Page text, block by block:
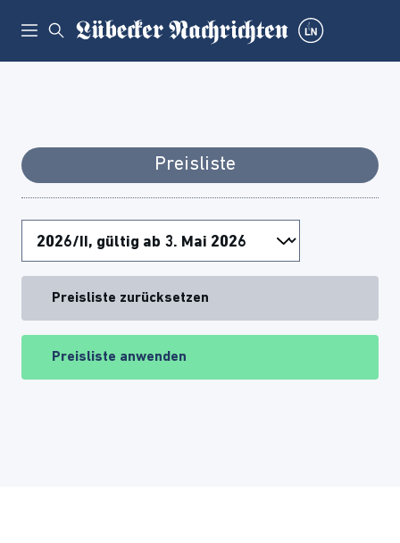
Preisliste
Preisliste zurücksetzen
Preisliste anwenden